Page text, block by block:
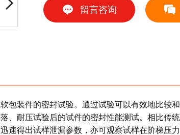
留言咨询
包装件的密封试验。通过试验可以有效地比较
、耐压试验后的试件的密封性能测试。相比传
速得出试样泄漏参数，亦可观察试样在阶梯压